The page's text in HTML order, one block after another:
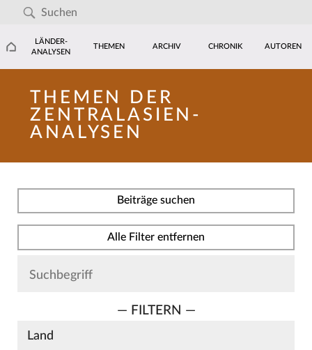
LÄNDER-
ANALYSEN
THEMEN ARCHIV CHRONIK AUTOREN
THEMEN DER
ZENTRALASIEN-
ANALYSEN
Beiträge suchen
Alle Filter entfernen
— FILTERN —
Land